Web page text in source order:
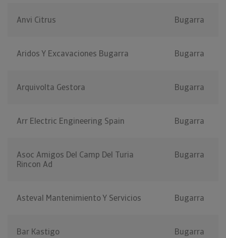
Anvi Citrus Bugarra
Aridos Y Excavaciones Bugarra Bugarra
Arquivolta Gestora Bugarra
Arr Electric Engineering Spain Bugarra
Asoc Amigos Del Camp Del Turia
Rincon Ad
Bugarra
Asteval Mantenimiento Y Servicios Bugarra
Bar Kastigo Bugarra